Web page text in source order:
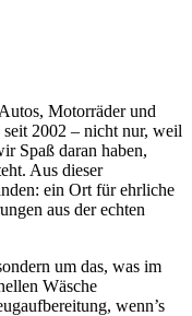
Motorräder und
2002 – nicht nur, weil
Spaß daran haben,
Aus dieser
ein Ort für ehrliche
aus der echten
um das, was im
Wäsche
wenn’s